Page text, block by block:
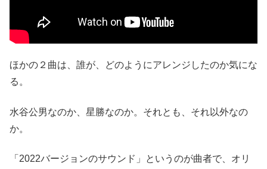
ほかの２曲は、誰が、どのようにアレンジしたのか気にな
る。
水谷公男なのか、星勝なのか。それとも、それ以外なの
か。
「2022バージョンのサウンド」というのが曲者で、オリ